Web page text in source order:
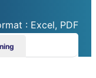
: Excel, PDF